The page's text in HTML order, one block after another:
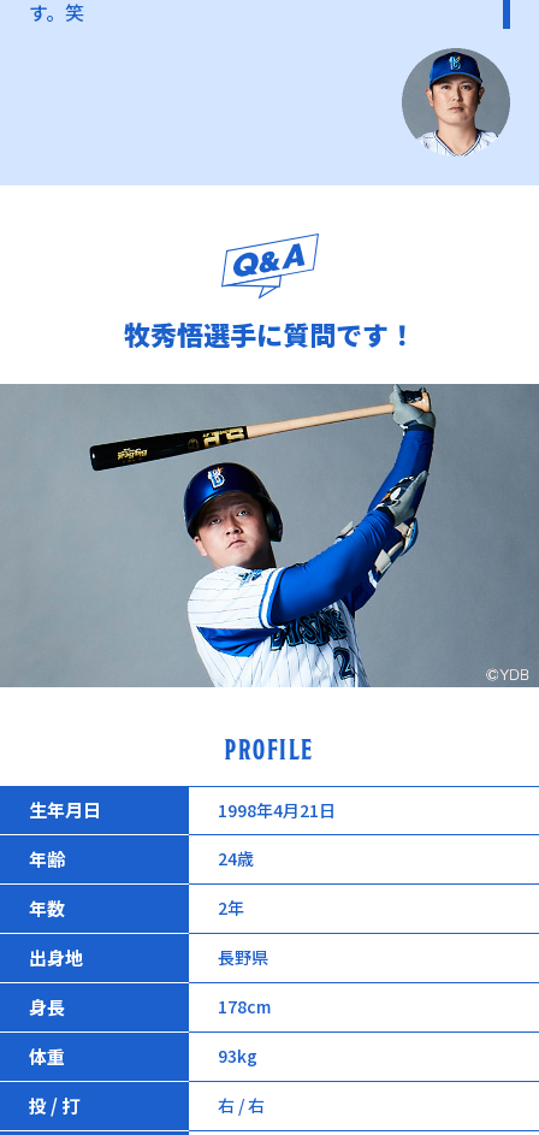
す。笑
牧秀悟選手に質問です！
PROFILE
生年月日 1998年4月21日
年齢 24歳
年数 2年
出身地 長野県
身長 178cm
体重 93kg
投 / 打 右 / 右